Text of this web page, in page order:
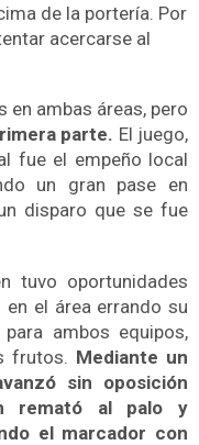
de la portería. Por
acercarse al
en ambas áreas, pero
parte. El juego,
fue el empeño local
un gran pase en
disparo que se fue
tuvo oportunidades
el área errando su
ambos equipos,
frutos. Mediante un
sin oposición
remató al palo y
el marcador con